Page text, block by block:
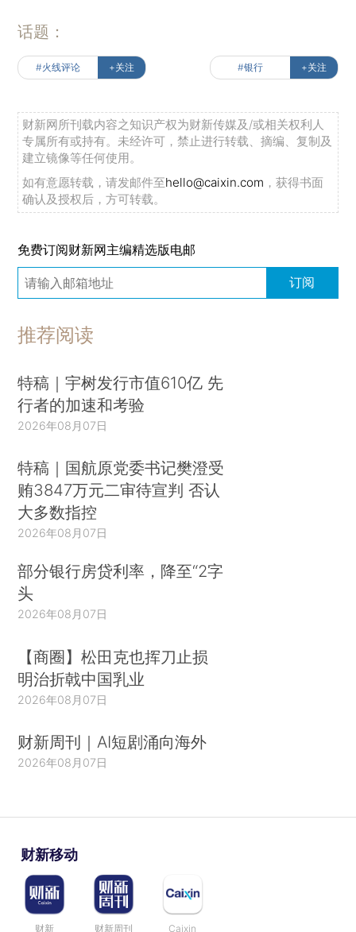
话题：
#火线评论 +关注 #银行 +关注
财新网所刊载内容之知识产权为财新传媒及/或相关权利人
专属所有或持有。未经许可，禁止进行转载、摘编、复制及
建立镜像等任何使用。
如有意愿转载，请发邮件至hello@caixin.com ，获得书面
确认及授权后，方可转载。
免费订阅财新网主编精选版电邮
订阅
推荐阅读
特稿｜宇树发行市值610亿 先
行者的加速和考验
2026年08月07日
特稿｜国航原党委书记樊澄受
贿3847万元二审待宣判 否认
大多数指控
2026年08月07日
部分银行房贷利率，降至“2字
头
2026年08月07日
【商圈】松田克也挥刀止损
明治折戟中国乳业
2026年08月07日
财新周刊｜AI短剧涌向海外
2026年08月07日
财新移动
财新 财新周刊 Caixin